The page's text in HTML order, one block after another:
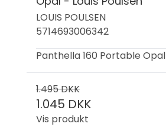
LOUIS POULSEN
5714693006342
Panthella 160 Portable Opal
1.495 DKK
1.045 DKK
Vis produkt